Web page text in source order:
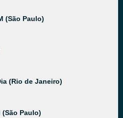
(São Paulo)
(Rio de Janeiro)
(São Paulo)